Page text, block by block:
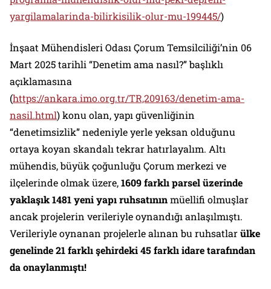
yargilamalarinda-bilirkisilik-olur-mu-199445/)
İnşaat Mühendisleri Odası Çorum Temsilciliği’nin 06
Mart 2025 tarihli “Denetim ama nasıl?” başlıklı
açıklamasına
(https://ankara.imo.org.tr/TR,209163/denetim-ama-
nasil.html) konu olan, yapı güvenliğinin
“denetimsizlik” nedeniyle yerle yeksan olduğunu
ortaya koyan skandalı tekrar hatırlayalım. Altı
mühendis, büyük çoğunluğu Çorum merkezi ve
ilçelerinde olmak üzere,1609 farklı parsel üzerinde
yaklaşık 1481 yeni yapı ruhsatınınmüellifi olmuşlar
ancak projelerin verileriyle oynandığı anlaşılmıştı.
Verileriyle oynanan projelerle alınan bu ruhsatlarülke
genelinde 21 farklı şehirdeki 45 farklı idare tarafından
da onaylanmıştı!